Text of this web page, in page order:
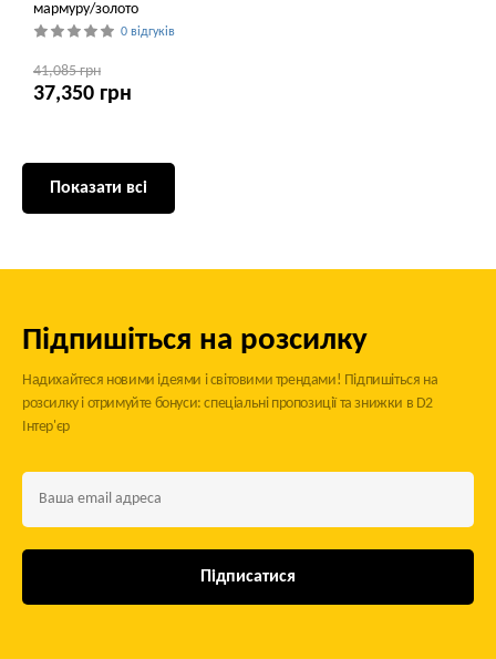
мармуру/золото
0 відгуків
41,085 грн
37,350 грн
Показати всі
Підпишіться на розсилку
Надихайтеся новими ідеями і світовими трендами! Підпишіться на
розсилку і отримуйте бонуси: спеціальні пропозиції та знижки в D2
Інтер'єр
Підписатися